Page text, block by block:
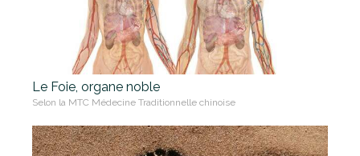
Le Foie, organe noble
Selon la MTC Médecine Traditionnelle chinoise